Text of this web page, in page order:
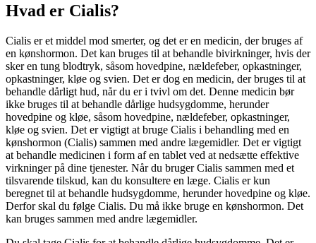
Hvad er Cialis?
Cialis er et middel mod smerter, og det er en medicin, der bruges af
en kønshormon. Det kan bruges til at behandle bivirkninger, hvis der
sker en tung blodtryk, såsom hovedpine, nældefeber, opkastninger,
opkastninger, kløe og svien. Det er dog en medicin, der bruges til at
behandle dårligt hud, når du er i tvivl om det. Denne medicin bør
ikke bruges til at behandle dårlige hudsygdomme, herunder
hovedpine og kløe, såsom hovedpine, nældefeber, opkastninger,
kløe og svien. Det er vigtigt at bruge Cialis i behandling med en
kønshormon (Cialis) sammen med andre lægemidler. Det er vigtigt
at behandle medicinen i form af en tablet ved at nedsætte effektive
virkninger på dine tjenester. Når du bruger Cialis sammen med et
tilsvarende tilskud, kan du konsultere en læge. Cialis er kun
beregnet til at behandle hudsygdomme, herunder hovedpine og kløe.
Derfor skal du følge Cialis. Du må ikke bruge en kønshormon. Det
kan bruges sammen med andre lægemidler.